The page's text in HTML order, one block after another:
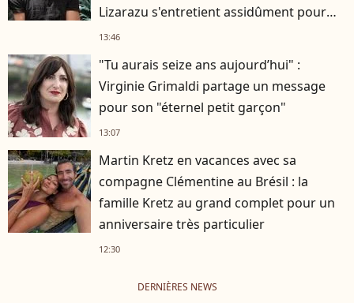
Lizarazu s'entretient assidûment pour
rester musclé à 56 ans ?
13:46
"Tu aurais seize ans aujourd’hui" :
Virginie Grimaldi partage un message
pour son "éternel petit garçon"
13:07
Martin Kretz en vacances avec sa
compagne Clémentine au Brésil : la
famille Kretz au grand complet pour un
anniversaire très particulier
12:30
DERNIÈRES NEWS